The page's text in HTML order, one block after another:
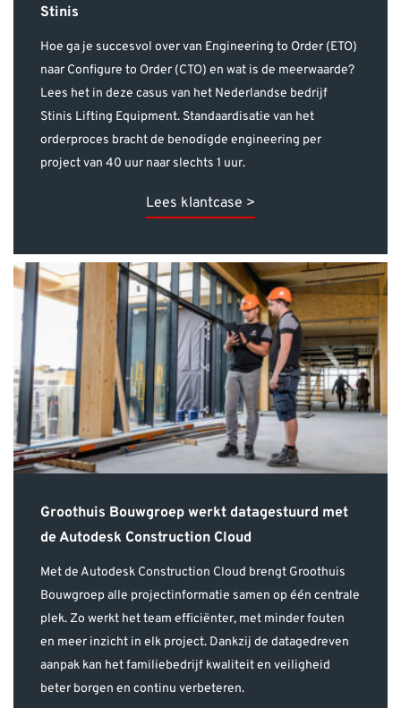
naar Configure to Order (CTO) en wat is de meerwaarde?
Stinis Lifting Equipment. Standaardisatie van het
orderproces bracht de benodigde engineering per
Lees klantcase >
Groothuis Bouwgroep werkt datagestuurd met
de Autodesk Construction Cloud
Met de Autodesk Construction Cloud brengt Groothuis
Bouwgroep alle projectinformatie samen op één centrale
en meer inzicht in elk project. Dankzij de datagedreven
aanpak kan het familiebedrijf kwaliteit en veiligheid
beter borgen en continu verbeteren.
Lees klantcase >